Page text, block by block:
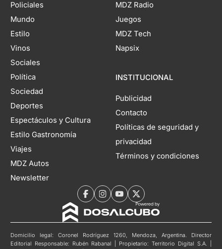
Policiales
Mundo
Estilo
Vinos
Sociales
Política
Sociedad
Deportes
Espectáculos y Cultura
Estilo Gastronomía
Viajes
MDZ Autos
Newsletter
MDZ Radio
Juegos
MDZ Tech
Napsix
INSTITUCIONAL
Publicidad
Contacto
Políticas de seguridad y
privacidad
Términos y condiciones
Domicilio legal: Coronel Rodríguez 1260, Mendoza, Argentina. Director
Editorial Responsable: Rubén Rabanal | Propietario: Territorio Digital S.A. |